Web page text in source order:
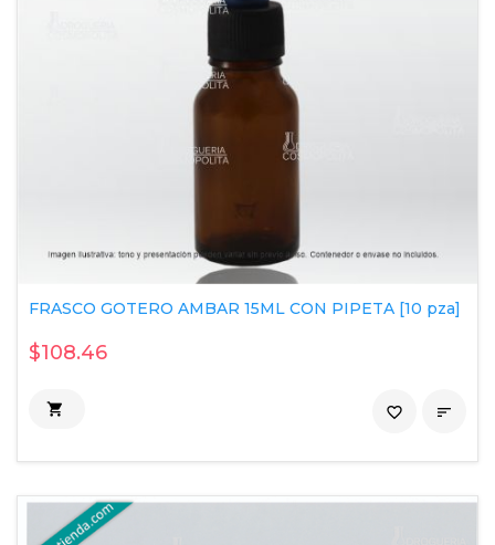
FRASCO GOTERO AMBAR 15ML CON PIPETA [10 pza]
$108.46
 
favorite_border